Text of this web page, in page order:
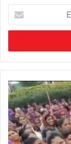
your
Email